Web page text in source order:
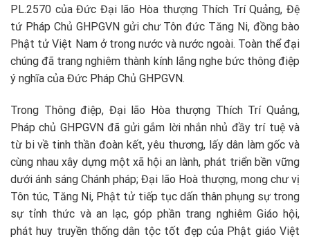
PL.2570 của Đức Đại lão Hòa thượng Thích Trí Quảng, Đệ
tứ Pháp Chủ GHPGVN gửi chư Tôn đức Tăng Ni, đồng bào
Phật tử Việt Nam ở trong nước và nước ngoài. Toàn thể đại
chúng đã trang nghiêm thành kính lắng nghe bức thông điệp
ý nghĩa của Đức Pháp Chủ GHPGVN.
Trong Thông điệp, Đại lão Hòa thượng Thích Trí Quảng,
Pháp chủ GHPGVN đã gửi gắm lời nhắn nhủ đầy trí tuệ và
từ bi về tinh thần đoàn kết, yêu thương, lấy dân làm gốc và
cùng nhau xây dựng một xã hội an lành, phát triển bền vững
dưới ánh sáng Chánh pháp; Đại lão Hoà thượng, mong chư vị
Tôn túc, Tăng Ni, Phật tử tiếp tục dấn thân phụng sự trong
sự tỉnh thức và an lạc, góp phần trang nghiêm Giáo hội,
phát huy truyền thống dân tộc tốt đẹp của Phật giáo Việt